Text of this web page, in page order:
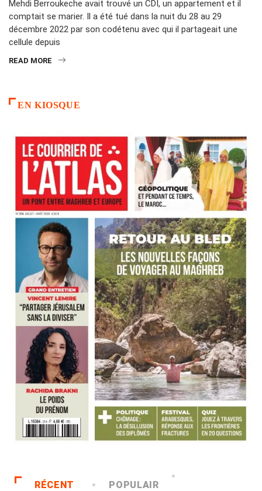
Mehdi Berroukeche avait trouvé un CDI, un appartement et il
comptait se marier. Il a été tué dans la nuit du 28 au 29
décembre 2022 par son codétenu avec qui il partageait une
cellule depuis
READ MORE
EN KIOSQUE
RÉCENT POPULAIR